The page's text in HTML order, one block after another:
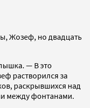
Жозеф, но двадцать
— В это
растворился за
раскрывшихся над
между фонтанами.